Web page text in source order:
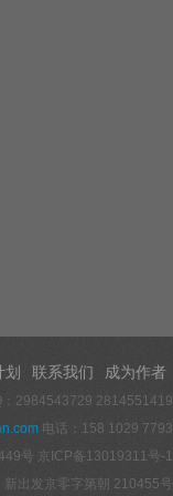
划 联系我们 成为作者
：2984543729 2814551419
电话：158 1029 7793
号 京ICP备13019311号-1
新出发京零字第朝 210455号